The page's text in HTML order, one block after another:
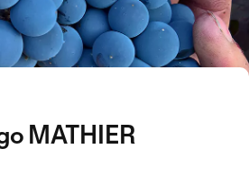
MATHIER